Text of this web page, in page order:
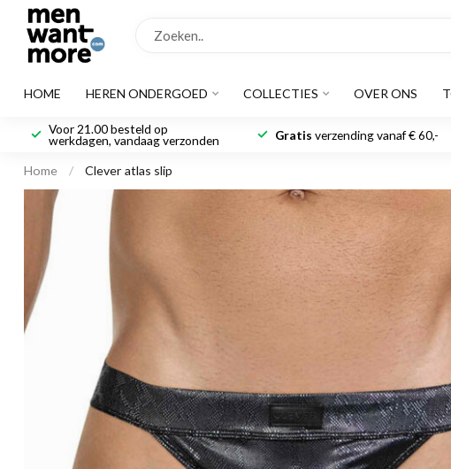
HOME HEREN ONDERGOED COLLECTIES OVER ONS
Voor 21.00 besteld op
werkdagen, vandaag verzonden Gratis verzending vanaf € 60,-
Home / Clever atlas slip